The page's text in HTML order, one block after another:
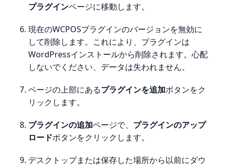
プラグインページに移動します。
現在のWCPOSプラグインのバージョンを無効に
して削除します。これにより、プラグインは
WordPressインストールから削除されます。心配
しないでください、データは失われません。
ページの上部にあるプラグインを追加ボタンをク
リックします。
プラグインの追加ページで、 プラグインのアップ
ロードボタンをクリックします。
デスクトップまたは保存した場所から以前にダウ